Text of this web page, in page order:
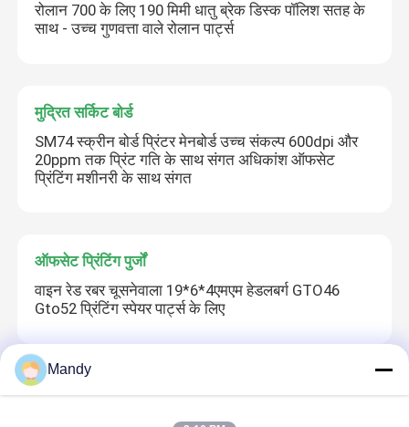
रोलान 700 के लिए 190 मिमी धातु ब्रेक डिस्क पॉलिश सतह के
साथ - उच्च गुणवत्ता वाले रोलान पार्ट्स
मुद्रित सर्किट बोर्ड
SM74 स्क्रीन बोर्ड प्रिंटर मेनबोर्ड उच्च संकल्प 600dpi और
20ppm तक प्रिंट गति के साथ संगत अधिकांश ऑफसेट
प्रिंटिंग मशीनरी के साथ संगत
ऑफसेट प्रिंटिंग पुर्जों
वाइन रेड रबर चूसनेवाला 19*6*4एमएम हेडलबर्ग GTO46
Gto52 प्रिंटिंग स्पेयर पार्ट्स के लिए
तह मशीन स्पेयर पार्ट्स
अनुकूलन आकार के साथ ऑफसेट प्रिंटिंग मशीन के लिए शैंपेन
Mandy